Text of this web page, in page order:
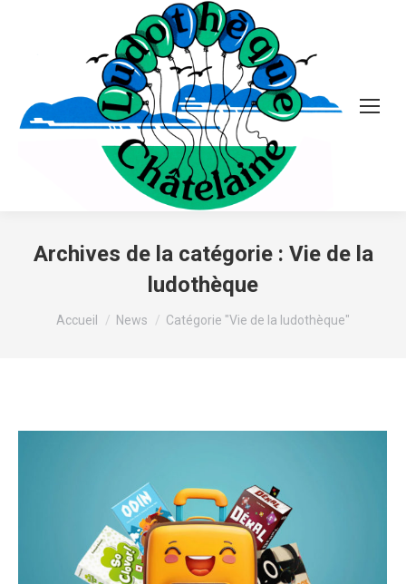
Archives de la catégorie : Vie de la
ludothèque
Vous êtes ici :
Accueil News Catégorie "Vie de la ludothèque"